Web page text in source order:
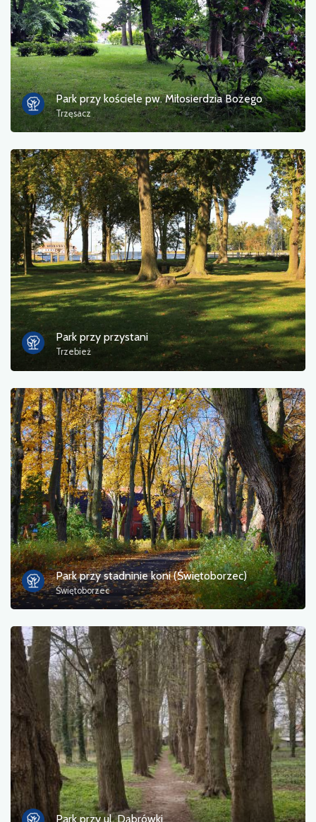
Park przy kościele pw. Miłosierdzia Bożego
Trzęsacz
Park przy przystani
Trzebież
Park przy stadninie koni (Świętoborzec)
Świętoborzec
Park przy ul. Dąbrówki